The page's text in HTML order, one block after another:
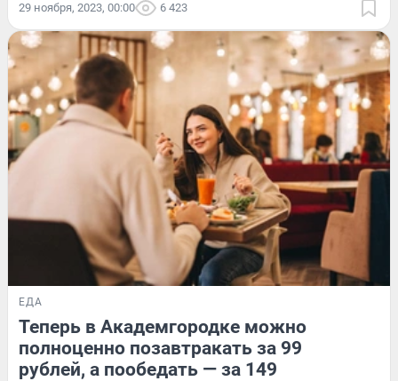
29 ноября, 2023, 00:00 6 423
ЕДА
Теперь в Академгородке можно
полноценно позавтракать за 99
рублей, а пообедать — за 149